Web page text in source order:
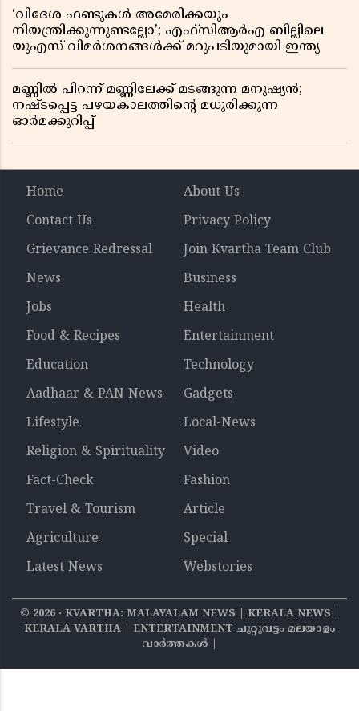
‘വിദേശ ഫണ്ടുകൾ അമേരിക്കയും
നിയന്ത്രിക്കുന്നുണ്ടല്ലോ’; എഫ്സിആർഎ ബില്ലിലെ
യുഎസ് വിമർശനങ്ങൾക്ക് മറുപടിയുമായി ഇന്ത്യ
മണ്ണിൽ പിറന്ന് മണ്ണിലേക്ക് മടങ്ങുന്ന മനുഷ്യൻ;
നഷ്ടപ്പെട്ട പഴയകാലത്തിൻ്റെ മധുരിക്കുന്ന
ഓർമക്കുറിപ്പ്
Home
About Us
Contact Us
Privacy Policy
Grievance Redressal
Join Kvartha Team Club
News
Business
Jobs
Health
Food & Recipes
Entertainment
Education
Technology
Aadhaar & PAN News
Gadgets
Lifestyle
Local-News
Religion & Spirituality
Video
Fact-Check
Fashion
Travel & Tourism
Article
Agriculture
Special
Latest News
Webstories
© 2026‧ KVARTHA: MALAYALAM NEWS | KERALA NEWS |
KERALA VARTHA | ENTERTAINMENT ചുറ്റുവട്ടം മലയാളം
വാര്‍ത്തകൾ |